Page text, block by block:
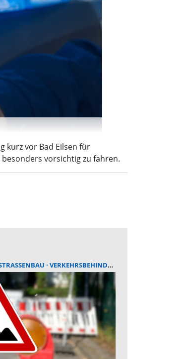
kurz vor Bad Eilsen für
vorsichtig zu fahren.
VERKEHRSBEHINDERUNG